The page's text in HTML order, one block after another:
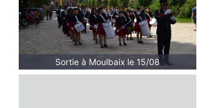
Sortie à Moulbaix le 15/08